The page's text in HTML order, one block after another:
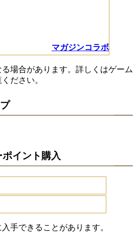
マガジンコラボ
場合があります。詳しくはゲーム
ださい。
イント購入
手できることがあります。